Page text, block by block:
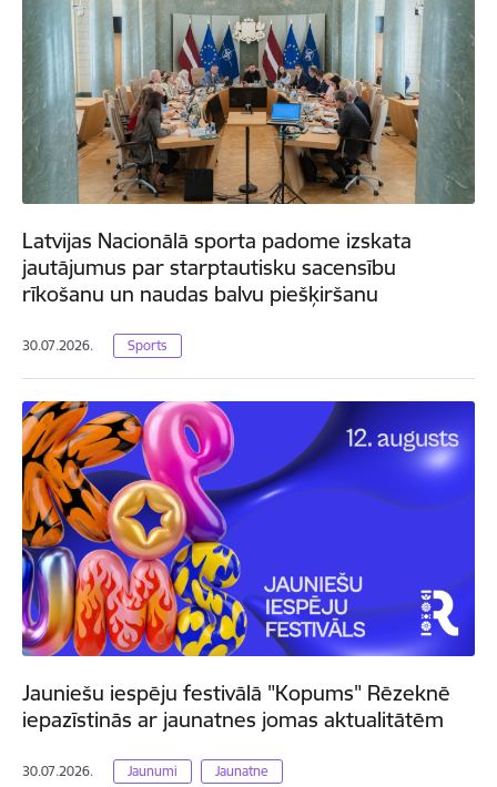
Latvijas Nacionālā sporta padome izskata
jautājumus par starptautisku sacensību
rīkošanu un naudas balvu piešķiršanu
30.07.2026. Sports
Jauniešu iespēju festivālā "Kopums" Rēzeknē
iepazīstinās ar jaunatnes jomas aktualitātēm
30.07.2026. Jaunumi Jaunatne